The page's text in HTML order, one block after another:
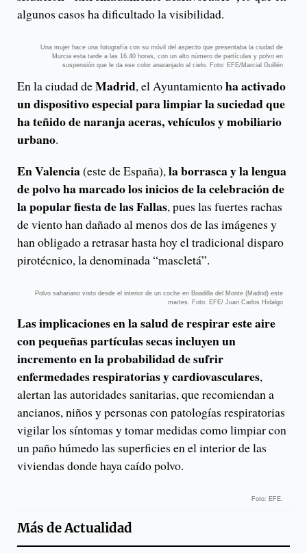
algunos casos ha dificultado la visibilidad.
Una mujer hace una fotografía con su móvil del aspecto que presentaba la ciudad de
Murcia esta tarde a las 16.40 horas, con un alto número de partículas y polvo en
suspensión que le da ese color anaranjado al cielo. Foto: EFE/Marcial Guillén
En la ciudad deMadrid, el Ayuntamientoha activado
un dispositivo especial para limpiar la suciedad que
ha teñido de naranja aceras, vehículos y mobiliario
urbano.
En Valencia(este de España),la borrasca y la lengua
de polvo ha marcado los inicios de la celebración de
la popular fiesta de las Fallas, pues las fuertes rachas
de viento han dañado al menos dos de las imágenes y
han obligado a retrasar hasta hoy el tradicional disparo
pirotécnico, la denominada “mascletá”.
Polvo sahariano visto desde el interior de un coche en Boadilla del Monte (Madrid) este
martes. Foto: EFE/ Juan Carlos Hidalgo
Las implicaciones en la salud de respirar este aire
con pequeñas partículas secas incluyen un
incremento en la probabilidad de sufrir
enfermedades respiratorias y cardiovasculares,
alertan las autoridades sanitarias, que recomiendan a
ancianos, niños y personas con patologías respiratorias
vigilar los síntomas y tomar medidas como limpiar con
un paño húmedo las superficies en el interior de las
viviendas donde haya caído polvo.
Foto: EFE.
Más deActualidad